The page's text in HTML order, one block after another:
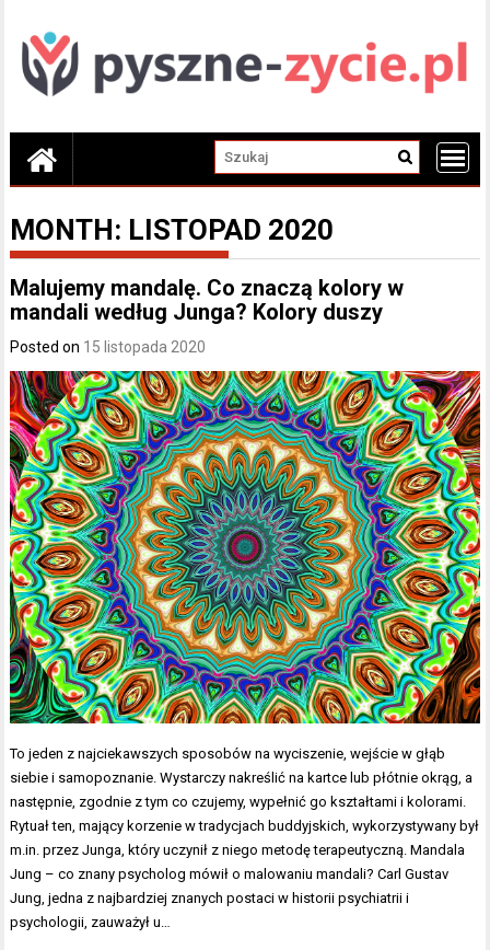
content
MONTH: LISTOPAD 2020
Malujemy mandalę. Co znaczą kolory w
mandali według Junga? Kolory duszy
Posted on 15 listopada 2020
To jeden z najciekawszych sposobów na wyciszenie, wejście w głąb
siebie i samopoznanie. Wystarczy nakreślić na kartce lub płótnie okrąg, a
następnie, zgodnie z tym co czujemy, wypełnić go kształtami i kolorami.
Rytuał ten, mający korzenie w tradycjach buddyjskich, wykorzystywany był
m.in. przez Junga, który uczynił z niego metodę terapeutyczną. Mandala
Jung – co znany psycholog mówił o malowaniu mandali? Carl Gustav
Jung, jedna z najbardziej znanych postaci w historii psychiatrii i
psychologii, zauważył u…